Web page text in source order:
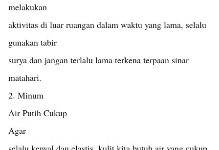
melakukan
aktivitas di luar ruangan dalam waktu yang lama, selalu
gunakan tabir
surya dan jangan terlalu lama terkena terpaan sinar
matahari.
2. Minum
Air Putih Cukup
Agar